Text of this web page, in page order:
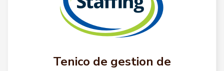
Tenico de gestion de